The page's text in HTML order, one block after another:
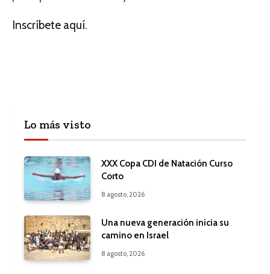
Inscríbete aquí.
Lo más visto
XXX Copa CDI de Natación Curso
Corto
8 agosto, 2026
Una nueva generación inicia su
camino en Israel
8 agosto, 2026